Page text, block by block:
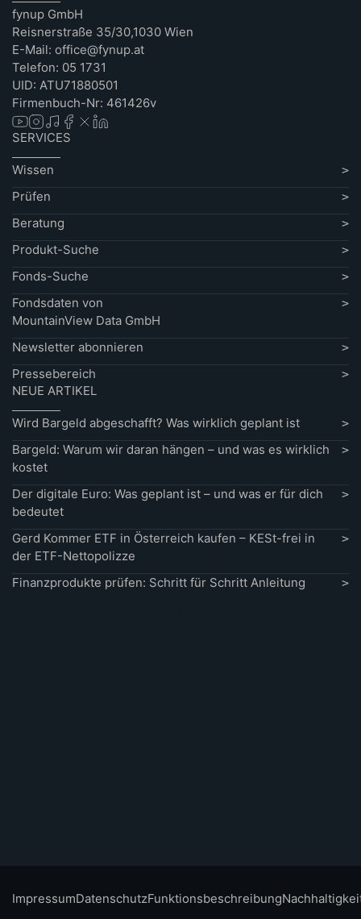
fynup GmbH
Reisnerstraße 35/30,1030 Wien
E-Mail: office@fynup.at
Telefon: 05 1731
UID: ATU71880501
Firmenbuch-Nr: 461426v
SERVICES
Wissen
Prüfen
Beratung
Produkt-Suche
Fonds-Suche
Fondsdaten von
MountainView Data GmbH
Newsletter abonnieren
Pressebereich
NEUE ARTIKEL
Wird Bargeld abgeschafft? Was wirklich geplant ist
Bargeld: Warum wir daran hängen – und was es wirklich
kostet
Der digitale Euro: Was geplant ist – und was er für dich
bedeutet
Gerd Kommer ETF in Österreich kaufen – KESt-frei in
der ETF-Nettopolizze
Finanzprodukte prüfen: Schritt für Schritt Anleitung
ImpressumDatenschutzFunktionsbeschreibung